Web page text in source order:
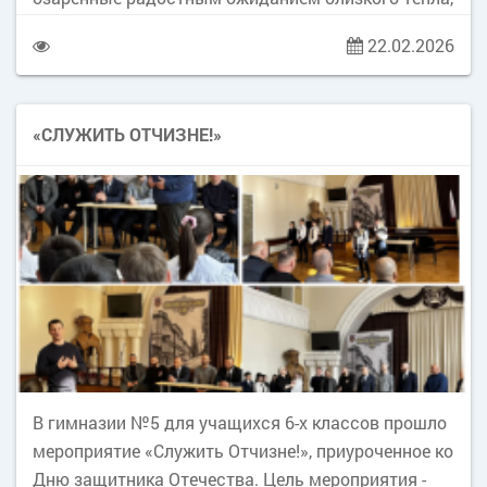
атрибутами праздника традиционно были блины
— вкусные, румяные! А вкусные были потому, что
испекли их мамы! Масленица — это про тепло
дома, про запах свежих блинов на кухне, про смех,
22.02.2026
«СЛУЖИТЬ ОТЧИЗНЕ!»
В гимназии №5 для учащихся 6-х классов прошло
мероприятие «Служить Отчизне!», приуроченное ко
Дню защитника Отечества. Цель мероприятия -